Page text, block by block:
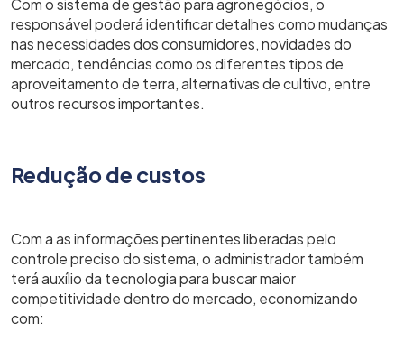
responsável poderá identificar detalhes como mudanças
nas necessidades dos consumidores, novidades do
mercado, tendências como os diferentes tipos de
aproveitamento de terra, alternativas de cultivo, entre
outros recursos importantes.
Redução de custos
Com a as informações pertinentes liberadas pelo
controle preciso do sistema, o administrador também
terá auxílio da tecnologia para buscar maior
competitividade dentro do mercado, economizando
com: